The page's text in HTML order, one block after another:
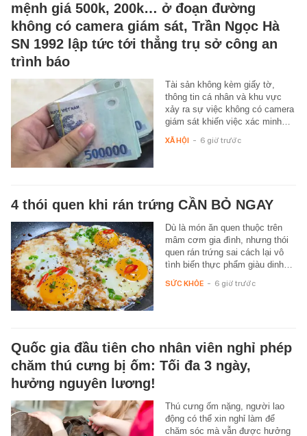
mệnh giá 500k, 200k… ở đoạn đường
không có camera giám sát, Trần Ngọc Hà
SN 1992 lập tức tới thẳng trụ sở công an
trình báo
Tài sản không kèm giấy tờ,
thông tin cá nhân và khu vực
xảy ra sự việc không có camera
giám sát khiến việc xác minh…
XÃ HỘI - 6 giờ trước
4 thói quen khi rán trứng CẦN BỎ NGAY
Dù là món ăn quen thuộc trên
mâm cơm gia đình, nhưng thói
quen rán trứng sai cách lại vô
tình biến thực phẩm giàu dinh…
SỨC KHỎE - 6 giờ trước
Quốc gia đầu tiên cho nhân viên nghỉ phép
chăm thú cưng bị ốm: Tối đa 3 ngày,
hưởng nguyên lương!
Thú cưng ốm nặng, người lao
động có thể xin nghỉ làm để
chăm sóc mà vẫn được hưởng